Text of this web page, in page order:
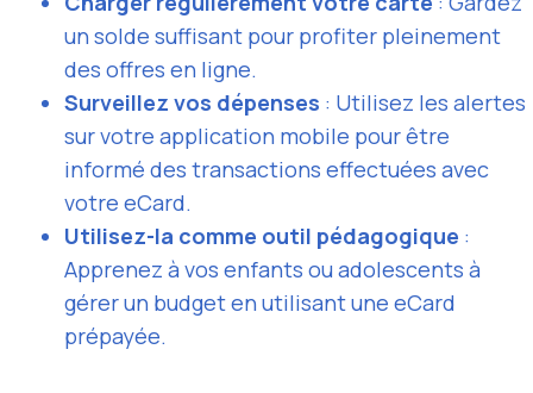
un solde suffisant pour profiter pleinement
des offres en ligne.
Surveillez vos dépenses : Utilisez les alertes
sur votre application mobile pour être
informé des transactions effectuées avec
votre eCard.
Utilisez-la comme outil pédagogique :
Apprenez à vos enfants ou adolescents à
gérer un budget en utilisant une eCard
prépayée.